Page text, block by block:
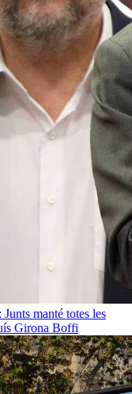
manté totes les
Girona Boffi